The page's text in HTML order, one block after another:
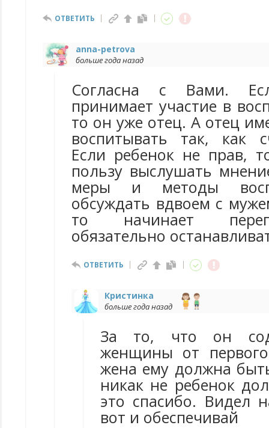
ОТВЕТИТЬ
anna-petrova
больше года назад
Согласна с Вами.
принимает участие в
то он уже отец. А отец
воспитывать так, как
Если ребенок не прав,
пользу выслушать
меры и методы
обсуждать вдвоем с
то начинает
обязательно
ОТВЕТИТЬ
Кристинка
больше года назад
За то, что он
женщины от
жена ему должна
никак не ребенок
это спасибо. Видел
вот и обеспечивай